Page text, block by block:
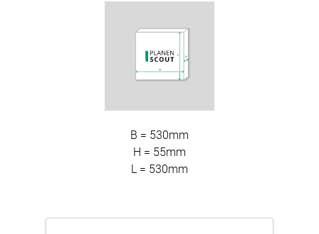
B = 530mm
H = 55mm
L = 530mm